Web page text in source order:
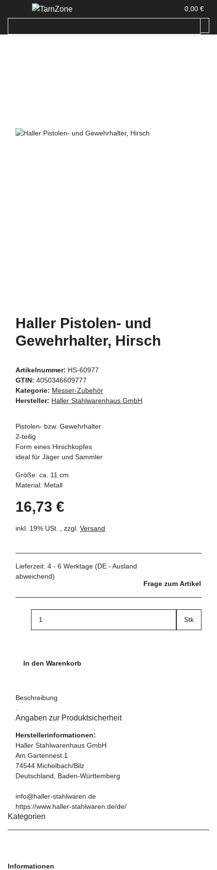
0,00 €
Haller Pistolen- und
Gewehrhalter, Hirsch
Artikelnummer: HS-60977
GTIN: 4050346609777
Kategorie: Messer-Zubehör
Hersteller: Haller Stahlwarenhaus GmbH
Pistolen- bzw. Gewehrhalter
2-teilig
Form eines Hirschkopfes
ideal für Jäger und Sammler
Größe: ca. 11 cm
Material: Metall
16,73 €
inkl. 19% USt. , zzgl. Versand
Lieferzeit: 4 - 6 Werktage (DE - Ausland
abweichend)
Frage zum Artikel
Stk
In den Warenkorb
Beschreibung
Angaben zur Produktsicherheit
Herstellerinformationen:
Haller Stahlwarenhaus GmbH
Am Gartennest 1
74544 Michelbach/Bilz
Deutschland, Baden-Württemberg
info@haller-stahlwaren.de
https://www.haller-stahlwaren.de/de/
Kategorien
Informationen